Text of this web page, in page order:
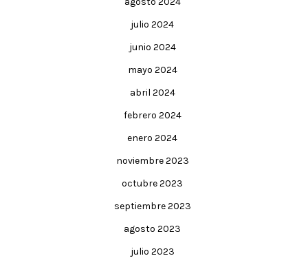
julio 2024
junio 2024
mayo 2024
abril 2024
febrero 2024
enero 2024
noviembre 2023
octubre 2023
septiembre 2023
agosto 2023
julio 2023